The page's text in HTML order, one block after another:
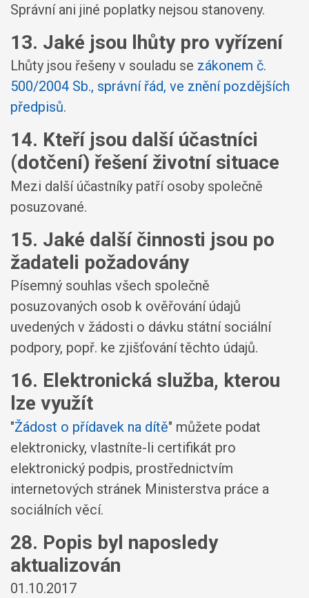
Správní ani jiné poplatky nejsou stanoveny.
13. Jaké jsou lhůty pro vyřízení
Lhůty jsou řešeny v souladu se zákonem č.
500/2004 Sb., správní řád, ve znění pozdějších
předpisů.
14. Kteří jsou další účastníci
(dotčení) řešení životní situace
Mezi další účastníky patří osoby společně
posuzované.
15. Jaké další činnosti jsou po
žadateli požadovány
Písemný souhlas všech společně
posuzovaných osob k ověřování údajů
uvedených v žádosti o dávku státní sociální
podpory, popř. ke zjišťování těchto údajů.
16. Elektronická služba, kterou
lze využít
"Žádost o přídavek na dítě" můžete podat
elektronicky, vlastníte-li certifikát pro
elektronický podpis, prostřednictvím
internetových stránek Ministerstva práce a
sociálních věcí.
28. Popis byl naposledy
aktualizován
01.10.2017